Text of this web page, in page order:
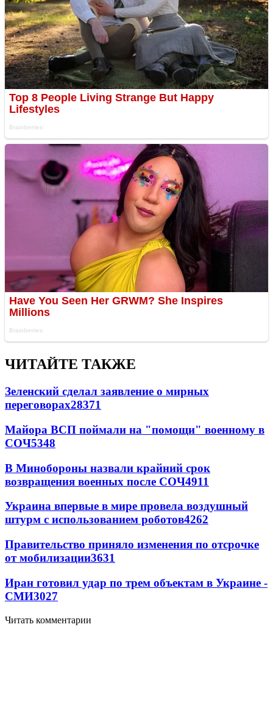
ЧИТАЙТЕ ТАКЖЕ
Зеленский сделал заявление о мирных
переговорах28371
Майора ВСП поймали на "помощи" военному в
СОЧ5348
В Минобороны назвали крайний срок
возвращения военных после СОЧ4911
Украина впервые в мире провела воздушный
штурм с использованием роботов4262
Правительство приняло изменения по отсрочке
от мобилизации3631
Иран готовил удар по трем объектам в Украине -
СМИ3027
Читать комментарии